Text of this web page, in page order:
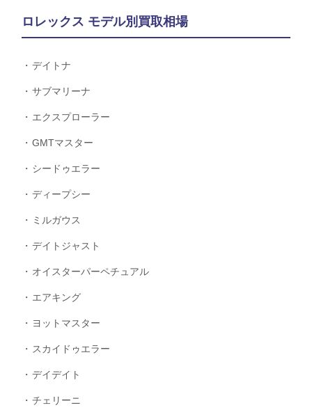
ロレックス モデル別買取相場
デイトナ
サブマリーナ
エクスプローラー
GMTマスター
シードゥエラー
ディープシー
ミルガウス
デイトジャスト
オイスターパーペチュアル
エアキング
ヨットマスター
スカイドゥエラー
デイデイト
チェリーニ